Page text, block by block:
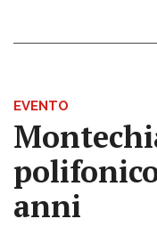
EVENTO
anni